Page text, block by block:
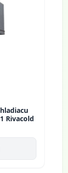
Rivacold